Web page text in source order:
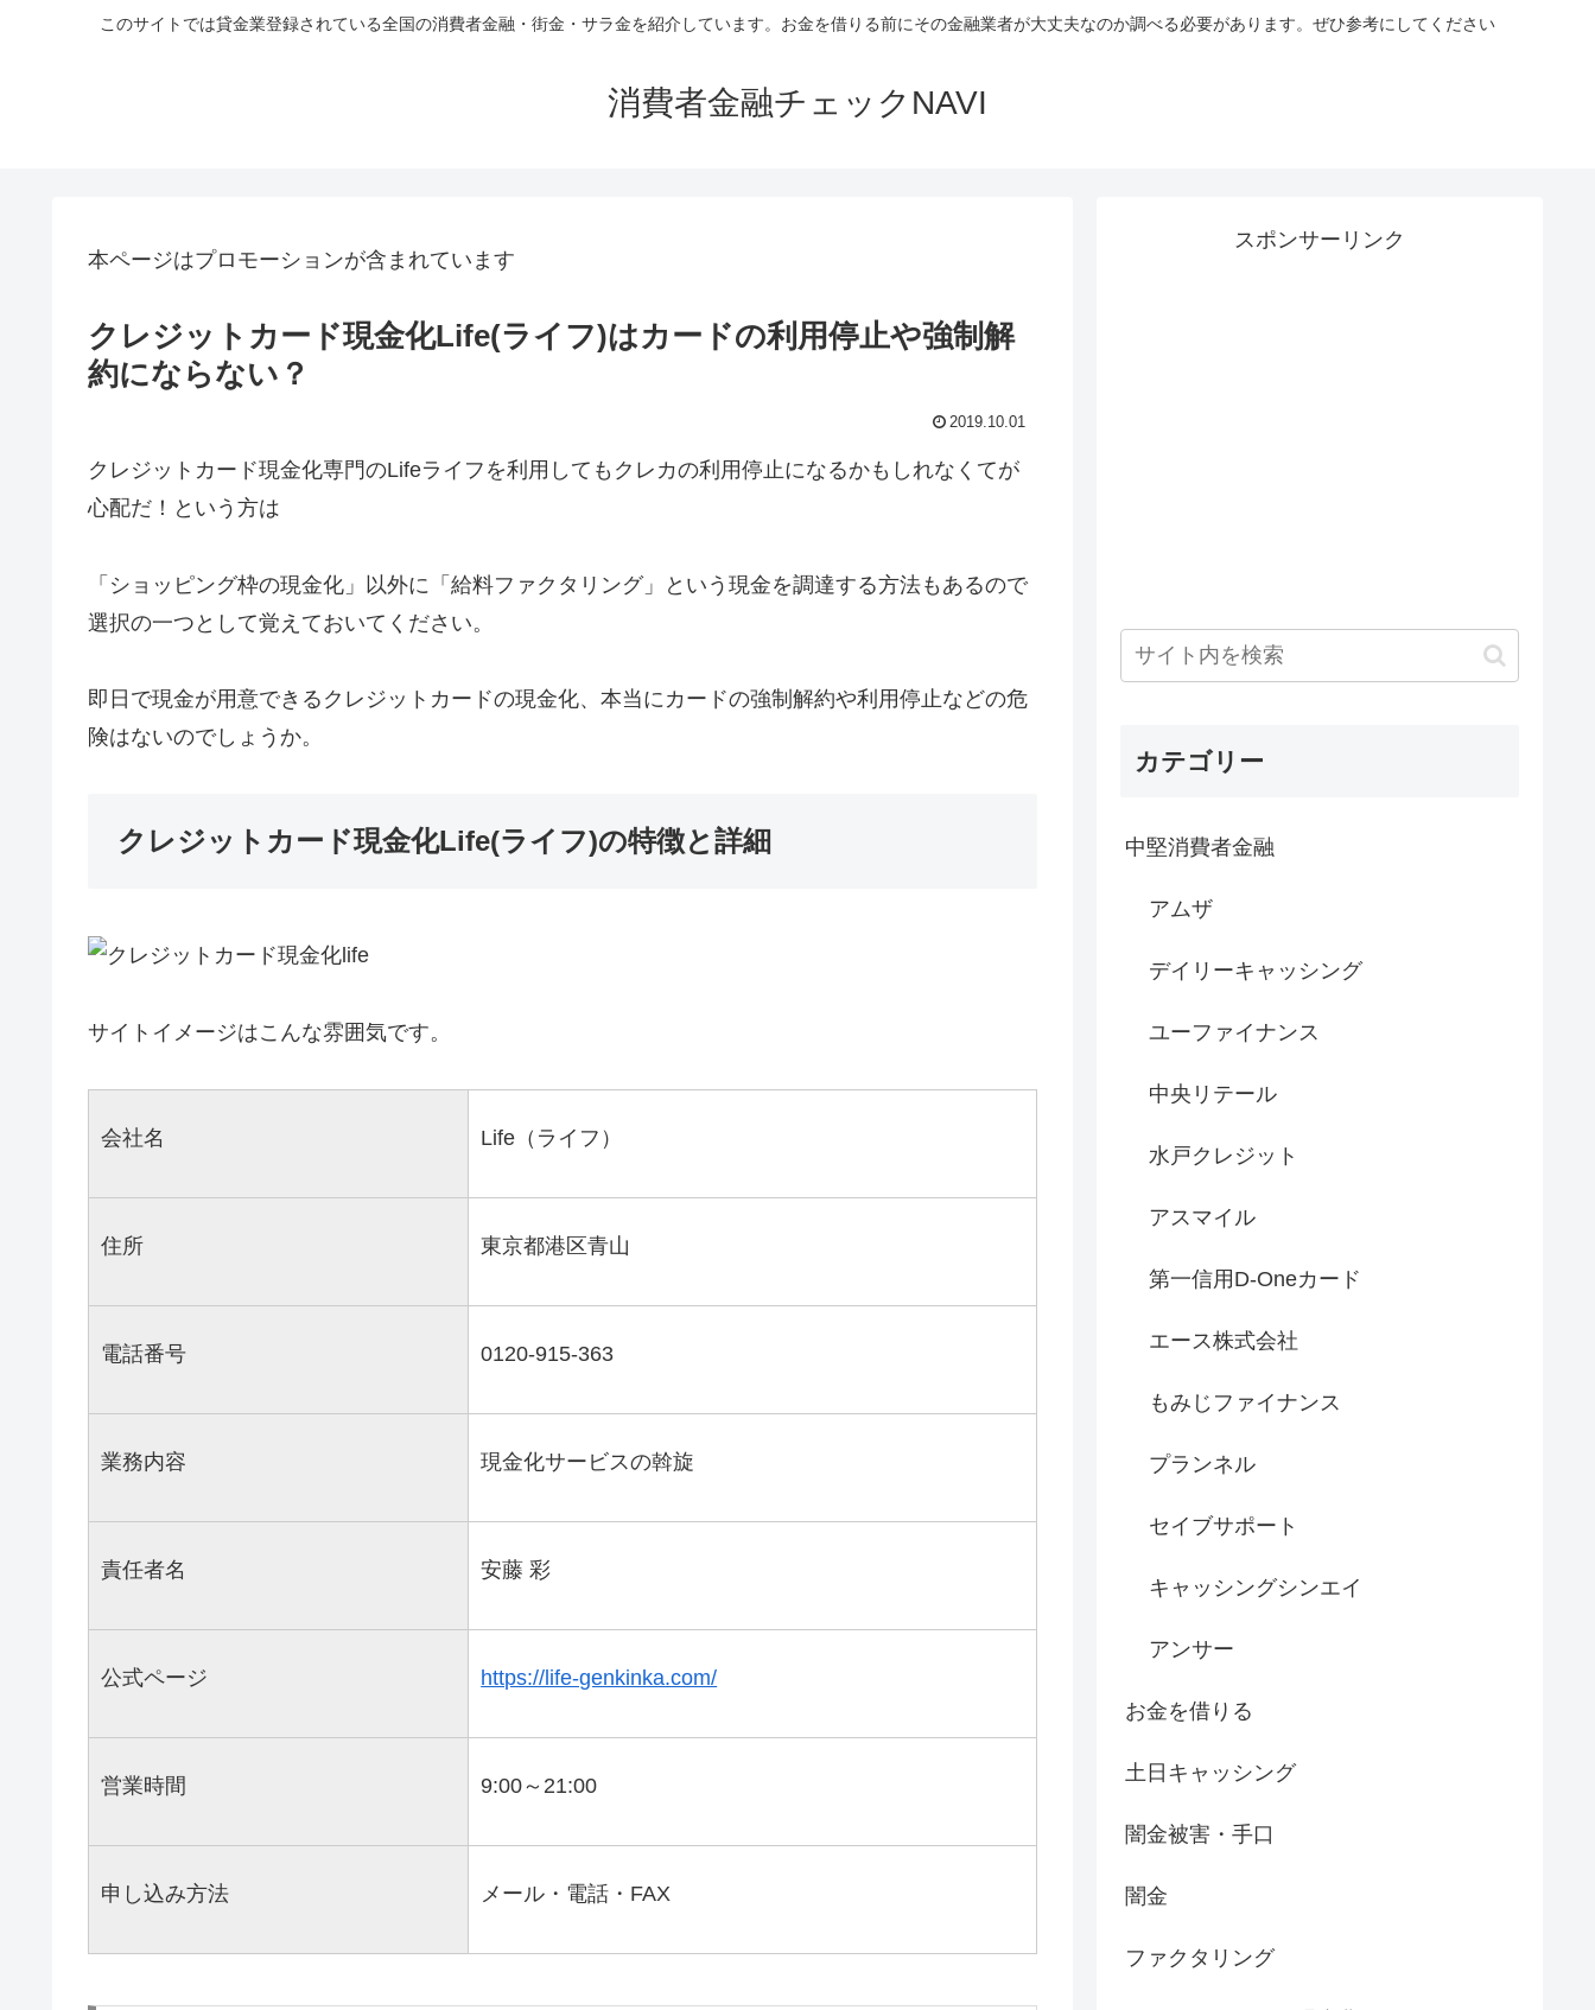
このサイトでは貸金業登録されている全国の消費者金融・街金・サラ金を紹介しています。お金を借りる前にその金融業者が大丈夫なのか調べる必要があります。ぜひ参考にしてください
消費者金融チェックNAVI
本ページはプロモーションが含まれています
クレジットカード現金化Life(ライフ)はカードの利用停止や強制解
約にならない？
2019.10.01
クレジットカード現金化専門のLifeライフを利用してもクレカの利用停止になるかもしれなくてが
心配だ！という方は
「ショッピング枠の現金化」以外に「給料ファクタリング」という現金を調達する方法もあるので
選択の一つとして覚えておいてください。
即日で現金が用意できるクレジットカードの現金化、本当にカードの強制解約や利用停止などの危
険はないのでしょうか。
クレジットカード現金化Life(ライフ)の特徴と詳細
サイトイメージはこんな雰囲気です。
会社名 Life（ライフ）
住所 東京都港区青山
電話番号 0120-915-363
業務内容 現金化サービスの斡旋
責任者名 安藤 彩
公式ページ https://life-genkinka.com/
営業時間 9:00～21:00
申し込み方法 メール・電話・FAX
スポンサーリンク
カテゴリー
中堅消費者金融
アムザ
デイリーキャッシング
ユーファイナンス
中央リテール
水戸クレジット
アスマイル
第一信用D-Oneカード
エース株式会社
もみじファイナンス
プランネル
セイブサポート
キャッシングシンエイ
アンサー
お金を借りる
土日キャッシング
闇金被害・手口
闇金
ファクタリング